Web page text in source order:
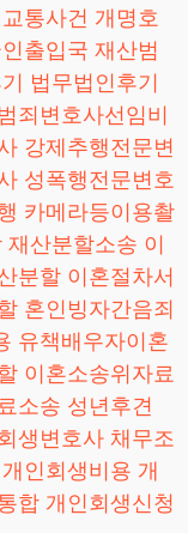
교통사건 개명호
출입국 재산범
법무법인후기
죄변호사선임비
강제추행전문변
성폭행전문변호
카메라등이용촬
재산분할소송 이
분할 이혼절차서
혼인빙자간음죄
유책배우자이혼
이혼소송위자료
소송 성년후견
생변호사 채무조
개인회생비용 개
합 개인회생신청